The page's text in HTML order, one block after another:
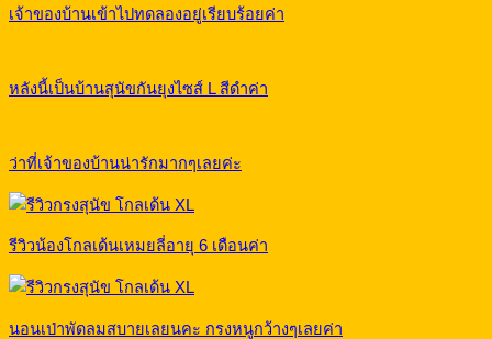
เจ้าของบ้านเข้าไปทดลองอยู่เรียบร้อยค่า
หลังนี้เป็นบ้านสุนัขกันยุงไซส์ L สีดำค่า
ว่าที่เจ้าของบ้านน่ารักมากๆเลยค่ะ
รีวิวน้องโกลเด้นเหมยลี่อายุ 6 เดือนค่า
นอนเป่าพัดลมสบายเลยนคะ กรงหนูกว้างๆเลยค่า